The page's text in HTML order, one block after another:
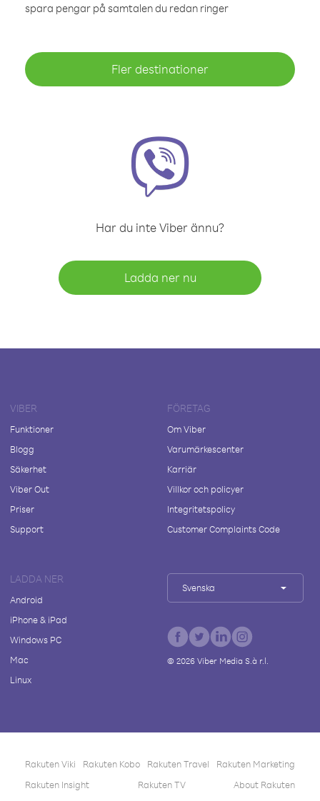
spara pengar på samtalen du redan ringer
Fler destinationer
Har du inte Viber ännu?
Ladda ner nu
VIBER
Funktioner
Blogg
Säkerhet
Viber Out
Priser
Support
FÖRETAG
Om Viber
Varumärkescenter
Karriär
Villkor och policyer
Integritetspolicy
Customer Complaints Code
LADDA NER
Android
iPhone & iPad
Windows PC
Mac
Linux
Svenska
© 2026Viber Media S.à r.l.
Rakuten Viki Rakuten Kobo Rakuten Travel
Rakuten Marketing
Rakuten Insight
Rakuten TV About Rakuten